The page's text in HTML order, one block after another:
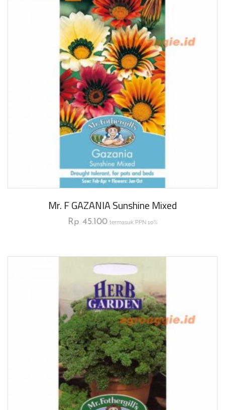
Mr. F GAZANIA Sunshine Mixed
Rp 45.100 termasuk PPN 10%